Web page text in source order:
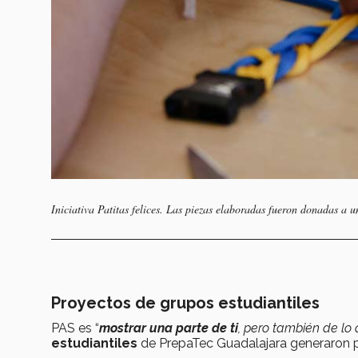
Iniciativa Patitas felices. Las piezas elaboradas fueron donadas a
Proyectos de grupos estudiantiles
PAS es “mostrar una parte de ti, pero también de lo
estudiantiles de PrepaTec Guadalajara